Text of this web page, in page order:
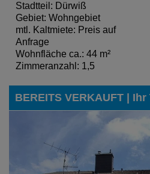
Stadtteil: Dürwiß
Gebiet: Wohngebiet
mtl. Kaltmiete: Preis auf
Anfrage
Wohnfläche ca.: 44 m²
Zimmeranzahl: 1,5